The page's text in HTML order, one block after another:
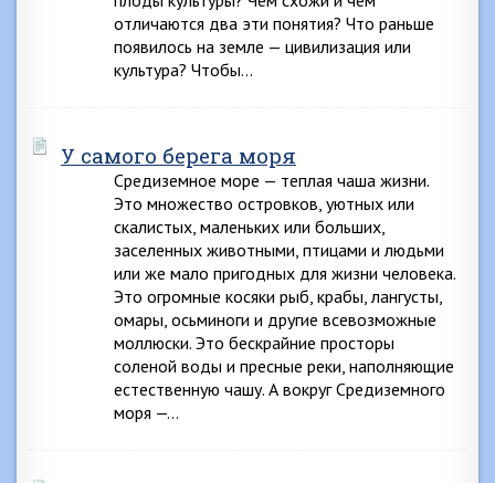
отличаются два эти понятия? Что раньше
появилось на земле — цивилизация или
культура? Чтобы…
У самого берега моря
Средиземное море — теплая чаша жизни.
Это множество островков, уютных или
скалистых, маленьких или больших,
заселенных животными, птицами и людьми
или же мало пригодных для жизни человека.
Это огромные косяки рыб, крабы, лангусты,
омары, осьминоги и другие всевозможные
моллюски. Это бескрайние просторы
соленой воды и пресные реки, наполняющие
естественную чашу. А вокруг Средиземного
моря —…